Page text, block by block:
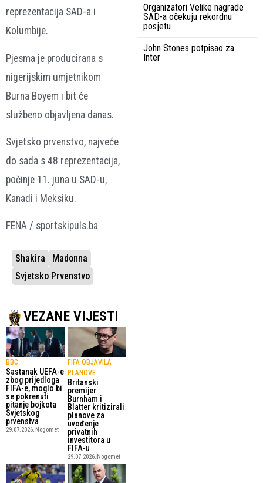
reprezentacija SAD-a i
Kolumbije.
Pjesma je producirana s
nigerijskim umjetnikom
Burna Boyem i bit će
službeno objavljena danas.
Svjetsko prvenstvo, najveće
do sada s 48 reprezentacija,
počinje 11. juna u SAD-u,
Kanadi i Meksiku.
FENA / sportskipuls.ba
Shakira
Madonna
Svjetsko Prvenstvo
VEZANE VIJESTI
BBC
Sastanak UEFA-e
zbog prijedloga
FIFA-e, moglo bi
se pokrenuti
pitanje bojkota
Svjetskog
prvenstva
29.07.2026. Nogomet
FIFA OBJAVILA
PLANOVE
Britanski
premijer
Burnham i
Blatter kritizirali
planove za
uvođenje
privatnih
investitora u
FIFA-u
29.07.2026. Nogomet
Organizatori Velike nagrade
SAD-a očekuju rekordnu
posjetu
John Stones potpisao za
Inter